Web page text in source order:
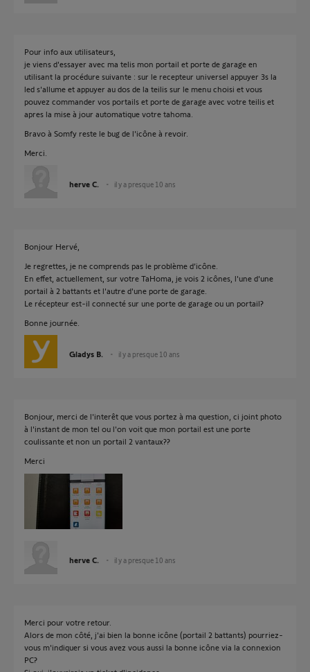
Pour info aux utilisateurs,
je viens d'essayer avec ma telis mon portail et porte de garage en
utilisant la procédure suivante : sur le recepteur universel appuyer 3s la
led s'allume et appuyer au dos de la teilis sur le menu choisi et vous
pouvez commander vos portails et porte de garage avec votre teilis et
apres la mise à jour automatique votre tahoma.
Bravo à Somfy reste le bug de l'icône à revoir.
Merci.
herve C. il y a presque 10 ans
Bonjour Hervé,
Je regrettes, je ne comprends pas le problème d’icône.
En effet, actuellement, sur votre TaHoma, je vois 2 icônes, l'une d'une
portail à 2 battants et l'autre d'une porte de garage.
Le récepteur est-il connecté sur une porte de garage ou un portail?
Bonne journée.
Gladys B. il y a presque 10 ans
Bonjour, merci de l'interêt que vous portez à ma question, ci joint photo
à l'instant de mon tel ou l'on voit que mon portail est une porte
coulissante et non un portail 2 vantaux??
Merci
herve C. il y a presque 10 ans
Merci pour votre retour.
Alors de mon côté, j'ai bien la bonne icône (portail 2 battants) pourriez-
vous m'indiquer si vous avez vous aussi la bonne icône via la connexion
PC?